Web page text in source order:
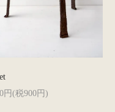
円(税900円)